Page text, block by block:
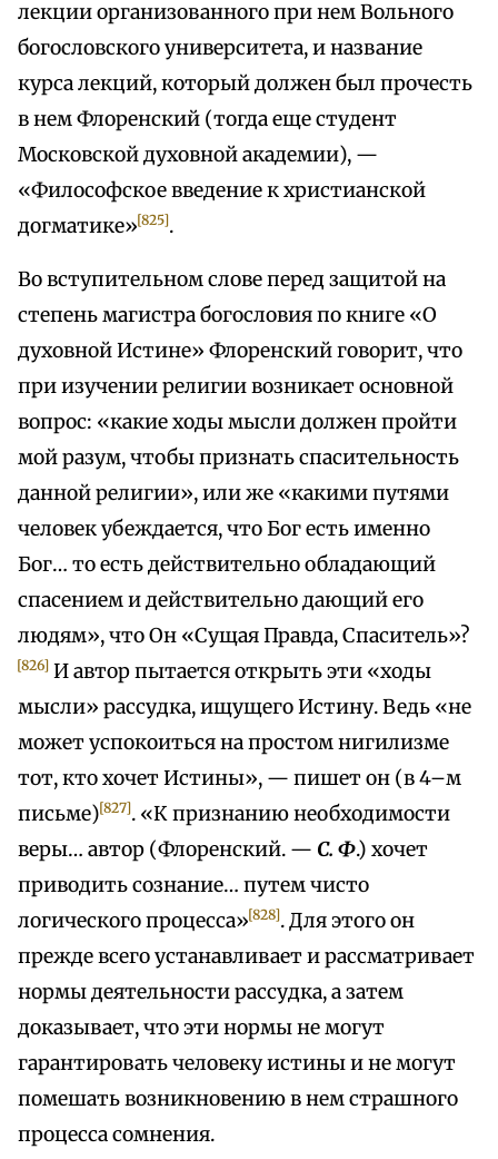
лекции организованного при нем Вольного
богословского университета, и название
курса лекций, который должен был прочесть
в нем Флоренский (тогда еще студент
Московской духовной академии), —
«Философское введение к христианской
догматике»[825].
Во вступительном слове перед защитой на
степень магистра богословия по книге «О
духовной Истине» Флоренский говорит, что
при изучении религии возникает основной
вопрос: «какие ходы мысли должен пройти
мой разум, чтобы признать спасительность
данной религии», или же «какими путями
человек убеждается, что Бог есть именно
Бог… то есть действительно обладающий
спасением и действительно дающий его
людям», что Он «Сущая Правда, Спаситель»?
[826] И автор пытается открыть эти «ходы
мысли» рассудка, ищущего Истину. Ведь «не
может успокоиться на простом нигилизме
тот, кто хочет Истины», — пишет он (в 4–м
письме)[827]. «К признанию необходимости
веры… автор (Флоренский. — С. Ф.) хочет
приводить сознание… путем чисто
логического процесса»[828]. Для этого он
прежде всего устанавливает и рассматривает
нормы деятельности рассудка, а затем
доказывает, что эти нормы не могут
гарантировать человеку истины и не могут
помешать возникновению в нем страшного
процесса сомнения.